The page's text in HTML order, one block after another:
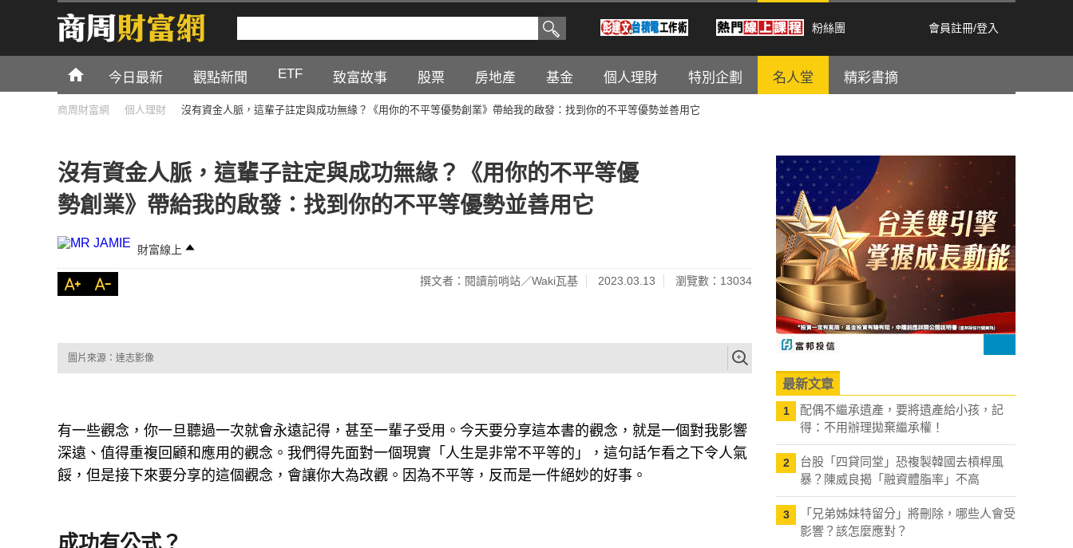
粉絲團 會員註冊/登入
今日最新 觀點新聞 ETF 致富故事 股票 房地產 基金 個人理財 特別企劃 名人堂 精彩書摘
商周財富網 個人理財 沒有資金人脈，這輩子註定與成功無緣？《用你的不平等優勢創業》帶給我的啟發：找到你的不平等優勢並善用它
沒有資金人脈，這輩子註定與成功無緣？《用你的不平等優
勢創業》帶給我的啟發：找到你的不平等優勢並善用它
財富線上
撰文者：閱讀前哨站／Waki瓦基 2023.03.13 瀏覽數：13034
圖片來源：達志影像
有一些觀念，你一旦聽過一次就會永遠記得，甚至一輩子受用。今天要分享這本書的觀念，就是一個對我影響
深遠、值得重複回顧和應用的觀念。我們得先面對一個現實「人生是非常不平等的」，這句話乍看之下令人氣
餒，但是接下來要分享的這個觀念，會讓你大為改觀。因為不平等，反而是一件絕妙的好事。
成功有公式？
最新文章
1
配偶不繼承遺產，要將遺產給小孩，記
得：不用辦理拋棄繼承權！
2
台股「四貸同堂」恐複製韓國去槓桿風
暴？陳威良揭「融資體脂率」不高
3
「兄弟姊妹特留分」將刪除，哪些人會受
影響？該怎麼應對？